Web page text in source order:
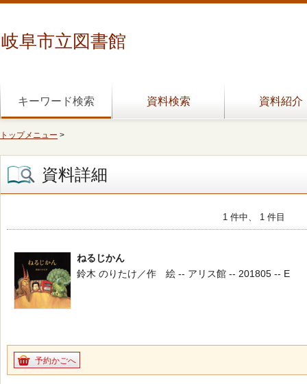
岐阜市立図書館
キーワード検索 資料検索 資料紹介
トップメニュー >
資料詳細
1 件中、 1 件目
ねるじかん
鈴木 のりたけ／作 絵 -- アリス館 -- 201805 -- E
予約かごへ